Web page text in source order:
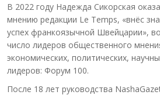
В 2022 году Надежда Сикорская
мнению редакции Le Temps, «внёс
успех франкоязычной Швейцарии»,
число лидеров общественного
экономических, политических,
лидеров: Форум 100.
После 18 лет руководства